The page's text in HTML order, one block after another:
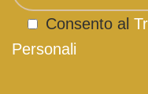
Consento al
Personali